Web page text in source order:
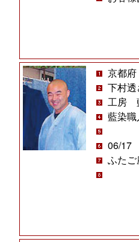
京都府
下村透
工房
藍染職
06/17
ふたご